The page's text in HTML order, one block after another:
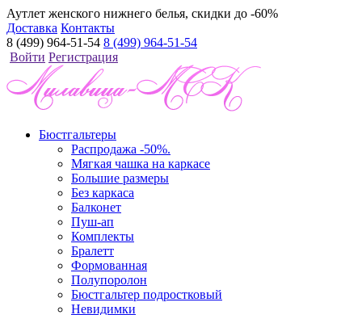
Аутлет женского нижнего белья, скидки до -60%
Доставка Контакты
8 (499) 964-51-54 8 (499) 964-51-54
Войти Регистрация
Бюстгальтеры
Распродажа -50%.
Мягкая чашка на каркасе
Большие размеры
Без каркаса
Балконет
Пуш-ап
Комплекты
Бралетт
Формованная
Полупоролон
Бюстгальтер подростковый
Невидимки